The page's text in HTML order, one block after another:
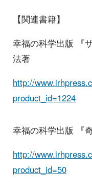
【関連書籍】
幸福の科学出版 『
法著
http://
product_id=1224
幸福の科学出版 『
http://
product_id=50